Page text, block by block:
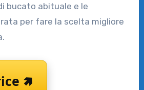
bucato abituale e le
per fare la scelta migliore
🢅